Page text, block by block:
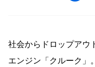
社会からドロップアウ
エンジン「クルーク」